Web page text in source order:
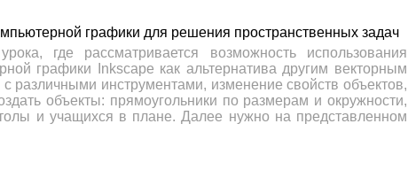
графики для решения пространственных задач
где рассматривается возможность использования
графики Inkscape как альтернатива другим векторным
различными инструментами, изменение свойств объектов,
объекты: прямоугольники по размерам и окружности,
и учащихся в плане. Далее нужно на представленном